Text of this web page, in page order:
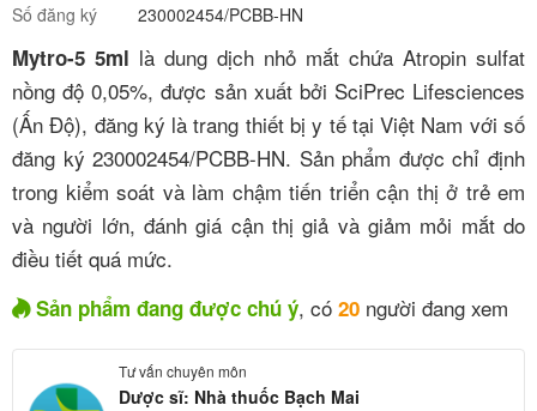
Số đăng ký
230002454/PCBB-HN
Mytro-5 5ml là dung dịch nhỏ mắt chứa Atropin sulfat
nồng độ 0,05%, được sản xuất bởi SciPrec Lifesciences
(Ấn Độ), đăng ký là trang thiết bị y tế tại Việt Nam với số
đăng ký 230002454/PCBB-HN. Sản phẩm được chỉ định
trong kiểm soát và làm chậm tiến triển cận thị ở trẻ em
và người lớn, đánh giá cận thị giả và giảm mỏi mắt do
điều tiết quá mức.
Sản phẩm đang được chú ý, có 20 người đang xem
Tư vấn chuyên môn
Dược sĩ: Nhà thuốc Bạch Mai